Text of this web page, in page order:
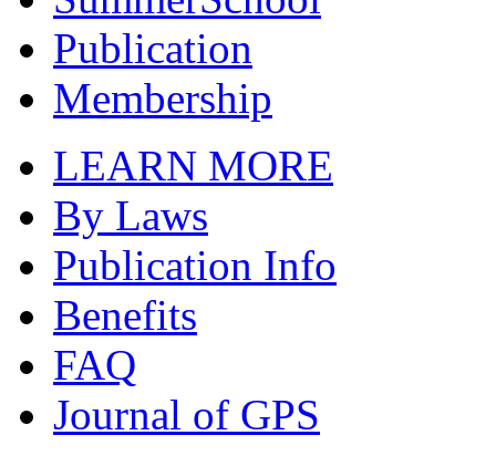
Publication
Membership
LEARN MORE
By Laws
Publication Info
Benefits
FAQ
Journal of GPS